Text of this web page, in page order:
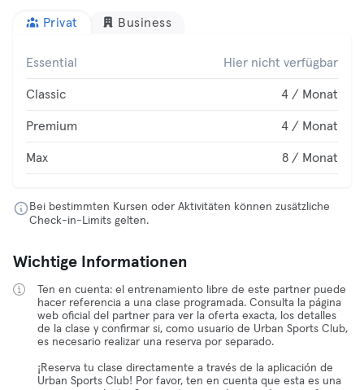
Privat Business
Essential Hier nicht verfügbar
Classic 4 / Monat
Premium 4 / Monat
Max 8 / Monat
Bei bestimmten Kursen oder Aktivitäten können zusätzliche
Check-in-Limits gelten.
Wichtige Informationen
Ten en cuenta: el entrenamiento libre de este partner puede
hacer referencia a una clase programada. Consulta la página
web oficial del partner para ver la oferta exacta, los detalles
de la clase y confirmar si, como usuario de Urban Sports Club,
es necesario realizar una reserva por separado.
¡Reserva tu clase directamente a través de la aplicación de
Urban Sports Club! Por favor, ten en cuenta que esta es una